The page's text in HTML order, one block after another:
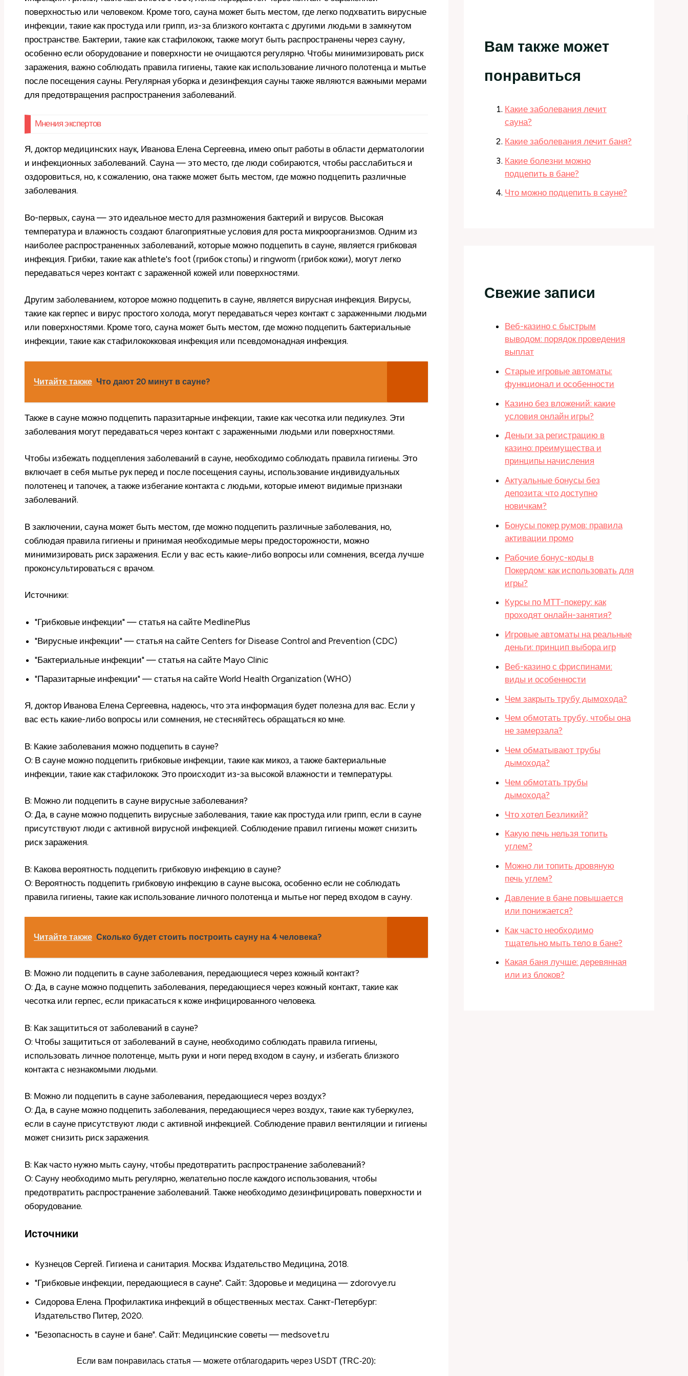
поверхностью или человеком. Кроме того, сауна может быть местом, где легко подхватить вирусные
инфекции, такие как простуда или грипп, из-за близкого контакта с другими людьми в замкнутом
пространстве. Бактерии, такие как стафилококк, также могут быть распространены через сауну,
особенно если оборудование и поверхности не очищаются регулярно. Чтобы минимизировать риск
заражения, важно соблюдать правила гигиены, такие как использование личного полотенца и мытье
после посещения сауны. Регулярная уборка и дезинфекция сауны также являются важными мерами
для предотвращения распространения заболеваний.
Мнения экспертов
Я, доктор медицинских наук, Иванова Елена Сергеевна, имею опыт работы в области дерматологии
и инфекционных заболеваний. Сауна — это место, где люди собираются, чтобы расслабиться и
оздоровиться, но, к сожалению, она также может быть местом, где можно подцепить различные
заболевания.
Во-первых, сауна — это идеальное место для размножения бактерий и вирусов. Высокая
температура и влажность создают благоприятные условия для роста микроорганизмов. Одним из
наиболее распространенных заболеваний, которые можно подцепить в сауне, является грибковая
инфекция. Грибки, такие как athlete's foot (грибок стопы) и ringworm (грибок кожи), могут легко
передаваться через контакт с зараженной кожей или поверхностями.
Другим заболеванием, которое можно подцепить в сауне, является вирусная инфекция. Вирусы,
такие как герпес и вирус простого холода, могут передаваться через контакт с зараженными людьми
или поверхностями. Кроме того, сауна может быть местом, где можно подцепить бактериальные
инфекции, такие как стафилококковая инфекция или псевдомонадная инфекция.
Читайте также Что дают 20 минут в сауне?
Также в сауне можно подцепить паразитарные инфекции, такие как чесотка или педикулез. Эти
заболевания могут передаваться через контакт с зараженными людьми или поверхностями.
Чтобы избежать подцепления заболеваний в сауне, необходимо соблюдать правила гигиены. Это
включает в себя мытье рук перед и после посещения сауны, использование индивидуальных
полотенец и тапочек, а также избегание контакта с людьми, которые имеют видимые признаки
заболеваний.
В заключении, сауна может быть местом, где можно подцепить различные заболевания, но,
соблюдая правила гигиены и принимая необходимые меры предосторожности, можно
минимизировать риск заражения. Если у вас есть какие-либо вопросы или сомнения, всегда лучше
проконсультироваться с врачом.
Источники:
"Грибковые инфекции" — статья на сайте MedlinePlus
"Вирусные инфекции" — статья на сайте Centers for Disease Control and Prevention (CDC)
"Бактериальные инфекции" — статья на сайте Mayo Clinic
"Паразитарные инфекции" — статья на сайте World Health Organization (WHO)
Я, доктор Иванова Елена Сергеевна, надеюсь, что эта информация будет полезна для вас. Если у
вас есть какие-либо вопросы или сомнения, не стесняйтесь обращаться ко мне.
В: Какие заболевания можно подцепить в сауне?
О: В сауне можно подцепить грибковые инфекции, такие как микоз, а также бактериальные
инфекции, такие как стафилококк. Это происходит из-за высокой влажности и температуры.
В: Можно ли подцепить в сауне вирусные заболевания?
О: Да, в сауне можно подцепить вирусные заболевания, такие как простуда или грипп, если в сауне
присутствуют люди с активной вирусной инфекцией. Соблюдение правил гигиены может снизить
риск заражения.
В: Какова вероятность подцепить грибковую инфекцию в сауне?
О: Вероятность подцепить грибковую инфекцию в сауне высока, особенно если не соблюдать
правила гигиены, такие как использование личного полотенца и мытье ног перед входом в сауну.
Читайте также Сколько будет стоить построить сауну на 4 человека?
В: Можно ли подцепить в сауне заболевания, передающиеся через кожный контакт?
О: Да, в сауне можно подцепить заболевания, передающиеся через кожный контакт, такие как
чесотка или герпес, если прикасаться к коже инфицированного человека.
В: Как защититься от заболеваний в сауне?
О: Чтобы защититься от заболеваний в сауне, необходимо соблюдать правила гигиены,
использовать личное полотенце, мыть руки и ноги перед входом в сауну, и избегать близкого
контакта с незнакомыми людьми.
В: Можно ли подцепить в сауне заболевания, передающиеся через воздух?
О: Да, в сауне можно подцепить заболевания, передающиеся через воздух, такие как туберкулез,
если в сауне присутствуют люди с активной инфекцией. Соблюдение правил вентиляции и гигиены
может снизить риск заражения.
В: Как часто нужно мыть сауну, чтобы предотвратить распространение заболеваний?
О: Сауну необходимо мыть регулярно, желательно после каждого использования, чтобы
предотвратить распространение заболеваний. Также необходимо дезинфицировать поверхности и
оборудование.
Источники
Кузнецов Сергей. Гигиена и санитария. Москва: Издательство Медицина, 2018.
"Грибковые инфекции, передающиеся в сауне". Сайт: Здоровье и медицина — zdorovye.ru
Сидорова Елена. Профилактика инфекций в общественных местах. Санкт-Петербург:
Издательство Питер, 2020.
"Безопасность в сауне и бане". Сайт: Медицинские советы — medsovet.ru
Если вам понравилась статья — можете отблагодарить через USDT (TRC-20):
Вам также может
понравиться
Какие заболевания лечит
сауна?
Какие заболевания лечит баня?
Какие болезни можно
подцепить в бане?
Что можно подцепить в сауне?
Свежие записи
Веб-казино с быстрым
выводом: порядок проведения
выплат
Старые игровые автоматы:
функционал и особенности
Казино без вложений: какие
условия онлайн игры?
Деньги за регистрацию в
казино: преимущества и
принципы начисления
Актуальные бонусы без
депозита: что доступно
новичкам?
Бонусы покер румов: правила
активации промо
Рабочие бонус-коды в
Покердом: как использовать для
игры?
Курсы по МТТ-покеру: как
проходят онлайн-занятия?
Игровые автоматы на реальные
деньги: принцип выбора игр
Веб-казино с фриспинами:
виды и особенности
Чем закрыть трубу дымохода?
Чем обмотать трубу, чтобы она
не замерзала?
Чем обматывают трубы
дымохода?
Чем обмотать трубы
дымохода?
Что хотел Безликий?
Какую печь нельзя топить
углем?
Можно ли топить дровяную
печь углем?
Давление в бане повышается
или понижается?
Как часто необходимо
тщательно мыть тело в бане?
Какая баня лучше: деревянная
или из блоков?